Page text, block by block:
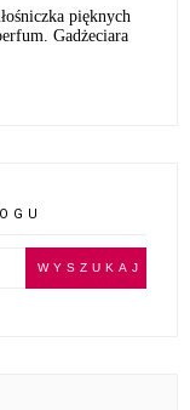
pięknych
Gadżeciara